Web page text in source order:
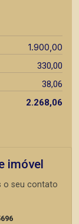
1.900,00
330,00
38,06
2.268,06
imóvel
o seu contato